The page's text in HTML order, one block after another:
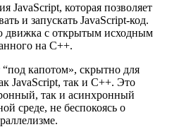
JavaScript, которая позволяет
и запускать JavaScript-код.
движка с открытым исходным
на C++.
капотом», скрытно для
JavaScript, так и C++. Это
так и асинхронный
среде, не беспокоясь о